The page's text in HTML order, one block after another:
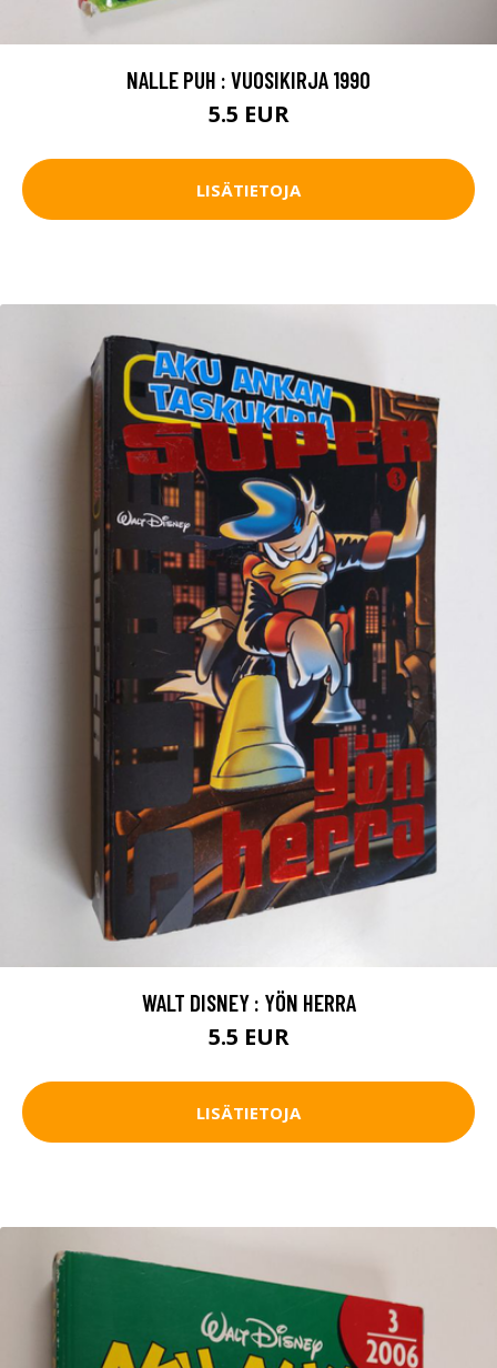
NALLE PUH : VUOSIKIRJA 1990
5.5 EUR
LISÄTIETOJA
WALT DISNEY : YÖN HERRA
5.5 EUR
LISÄTIETOJA